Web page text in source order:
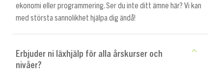
ekonomi eller programmering. Ser du inte ditt ämne här? Vi kan
med största sannolikhet hjälpa dig ändå!
Erbjuder ni läxhjälp för alla årskurser och
nivåer?